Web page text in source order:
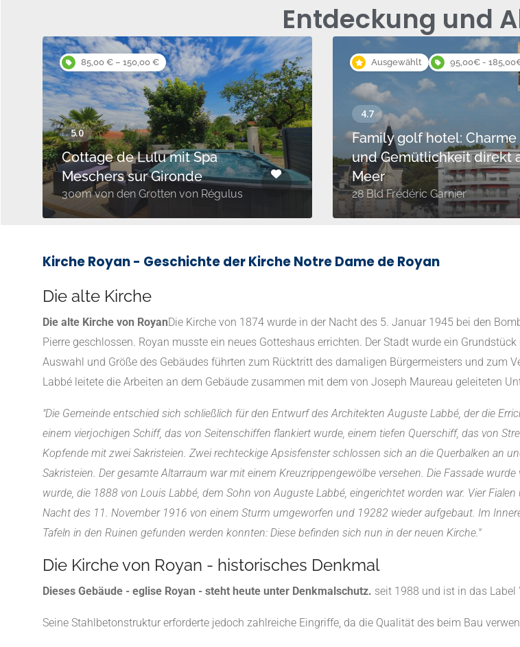
Entdeckung und
85,00 € – 150,00 €
Cottage de Lulu mit Spa
Meschers sur Gironde
300m von den Grotten von Régulus
Ausgewählt 95,00€ -
Family golf hotel: Charme
und Gemütlichkeit direkt
Meer
28 Bld Frédéric Garnier
Kirche Royan - Geschichte der Kirche Notre Dame de Royan
Die alte Kirche
Die alte Kirche von RoyanDie Kirche von 1874 wurde in der Nacht des 5. Januar 1945 bei den
Pierre geschlossen. Royan musste ein neues Gotteshaus errichten. Der Stadt wurde ein
Auswahl und Größe des Gebäudes führten zum Rücktritt des damaligen Bürgermeisters und zum
Labbé leitete die Arbeiten an dem Gebäude zusammen mit dem von Joseph Maureau geleiteten
"Die Gemeinde entschied sich schließlich für den Entwurf des Architekten Auguste Labbé, der die
einem vierjochigen Schiff, das von Seitenschiffen flankiert wurde, einem tiefen Querschiff, das von
Kopfende mit zwei Sakristeien. Zwei rechteckige Apsisfenster schlossen sich an die Querbalken an
Sakristeien. Der gesamte Altarraum war mit einem Kreuzrippengewölbe versehen. Die Fassade
wurde, die 1888 von Louis Labbé, dem Sohn von Auguste Labbé, eingerichtet worden war. Vier
Nacht des 11. November 1916 von einem Sturm umgeworfen und 19282 wieder aufgebaut. Im
Tafeln in den Ruinen gefunden werden konnten: Diese befinden sich nun in der neuen Kirche."
Die Kirche von Royan - historisches Denkmal
Dieses Gebäude - eglise Royan - steht heute unter Denkmalschutz. seit 1988 und ist in das
Seine Stahlbetonstruktur erforderte jedoch zahlreiche Eingriffe, da die Qualität des beim Bau